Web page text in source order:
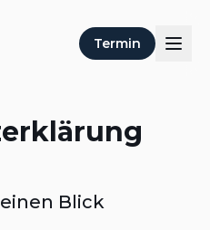
Termin
Blick